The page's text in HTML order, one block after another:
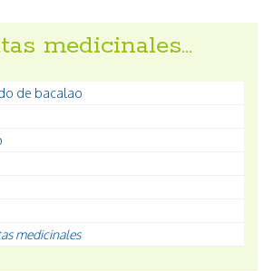
medicinales…
de bacalao
medicinales